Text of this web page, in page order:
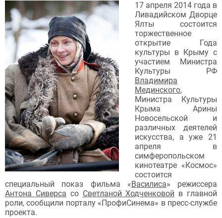
17 апреля 2014 года в
Ливадийском Дворце
Ялты состоится
торжественное
открытие Года
культуры в Крыму с
участием Министра
Культуры РФ
Владимира
Мединского,
Министра Культуры
Крыма Арины
Новосельской и
различных деятелей
искусства, а уже 21
апреля в
симферопольском
кинотеатре «Космос»
состоится
специальный показ фильма «Василиса» режиссера
Антона Сиверса со Светланой Ходченковой в главной
роли, сообщили порталу «ПрофиСинема» в пресс-службе
проекта.